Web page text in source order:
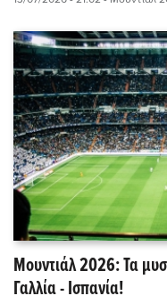
Μουντιάλ 2026: Τα
Γαλλία - Ισπανία!